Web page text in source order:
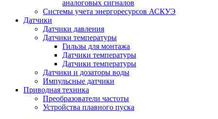
аналоговых сигналов
Системы учета энергоресурсов АСКУЭ
Датчики
Датчики давления
Датчики температуры
Гильзы для монтажа
Датчики температуры
Датчики температуры
Датчики и дозаторы воды
Импульсные датчики
Приводная техника
Преобразователи частоты
Устройства плавного пуска